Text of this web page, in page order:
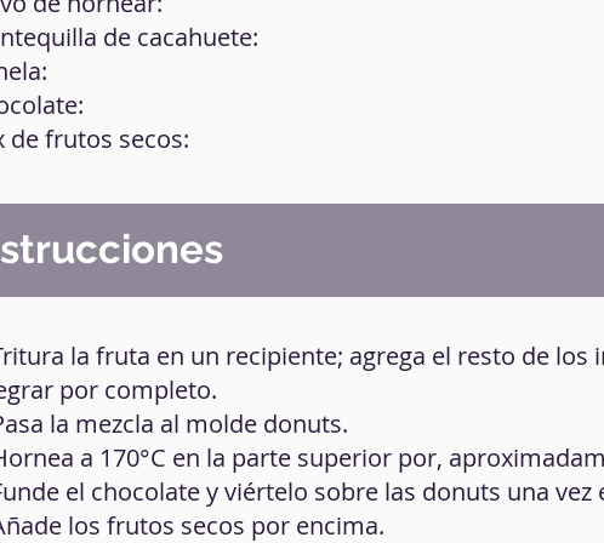
de cacahuete:
de frutos secos:
la fruta en un recipiente; agrega el resto de los
por completo.
la mezcla al molde donuts.
a 170°C en la parte superior por,
el chocolate y viértelo sobre las donuts una vez
los frutos secos por encima.